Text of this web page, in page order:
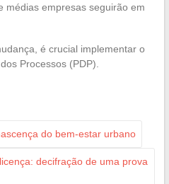
médias empresas seguirão em
é crucial implementar o
Processos (PDP).
do bem-estar urbano
decifração de uma prova